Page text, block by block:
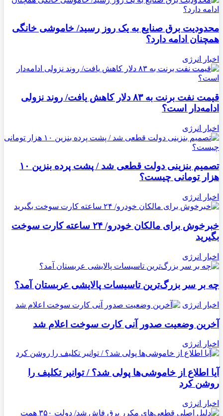
محدودیت برق صنایع به یک روز رسید/ خاموشی خانگی
همچنان ادامه دارد؟
اخبار انرژی
قیمت نفت برنت به ۸۳ دلار کاهش یافت/ روند نزولی
ادامه‌دار است؟
اخبار انرژی
تصمیم بنزینی دولت قطعی شد / پشت پرده بنزین ۱۰
هزار تومانی چیست؟
اخبار انرژی
خبرخوش برای مالکان خودرو/ ۲۴ ساعته کارت سوخت
بگیرید
اخبار انرژی
چه بر سر بزرگ‌ترین تاسیسات پالایشی عربستان آمد؟
اخبار انرژی
آخرین وضعیت صدور آنی کارت سوخت اعلام شد
اخبار انرژی
آیا اطلاع از خاموشی‌ها پولی شد؟ / توانیر تکلیف را
روشن کرد
اخبار انرژی